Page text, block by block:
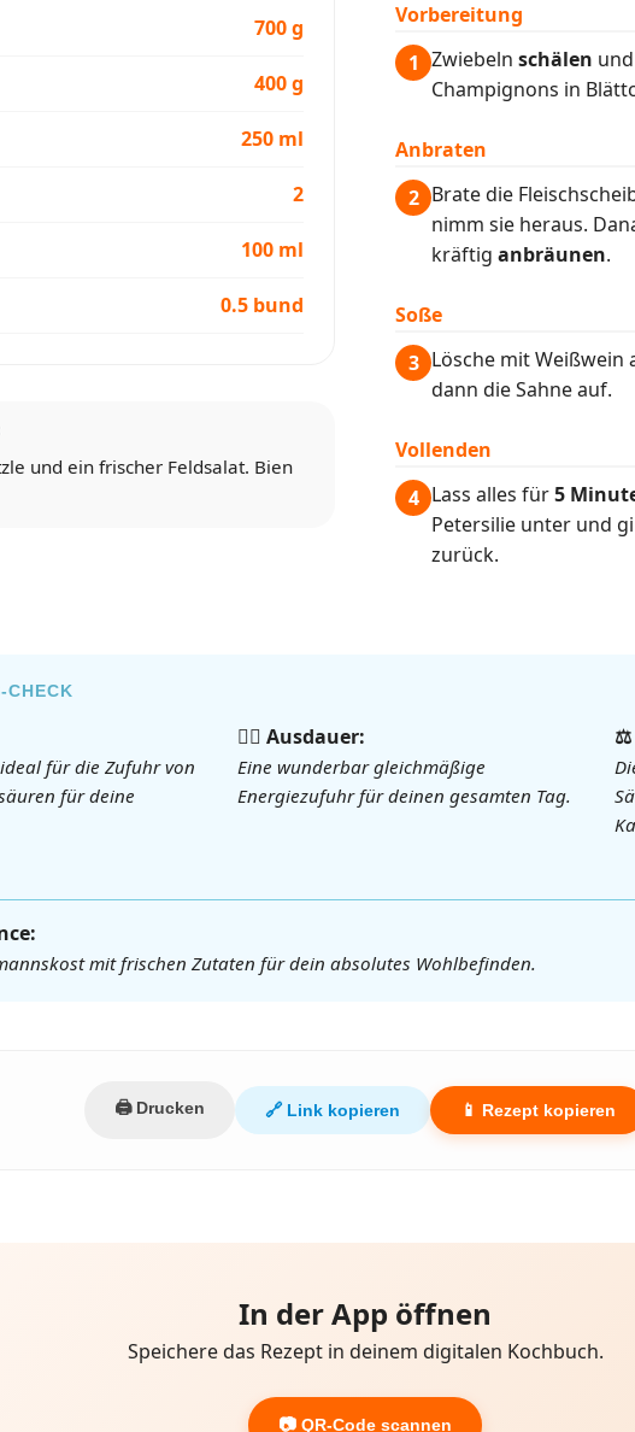
700 g
400 g
250 ml
2
100 ml
0.5 bund
und ein frischer Feldsalat. Bien
Vorbereitung
1 Zwiebeln schälen
Champignons in
Anbraten
2 Brate die
nimm sie heraus.
kräftig anbräunen.
Soße
3 Lösche mit Weißwein
dann die Sahne auf.
Vollenden
4 Lass alles für5
Petersilie unter und
zurück.
CHECK
für die Zufuhr von
für deine
🏃‍♀️ Ausdauer:
Eine wunderbar gleichmäßige
Energiezufuhr für deinen gesamten Tag.
⚖️
mit frischen Zutaten für dein absolutes Wohlbefinden.
🖨️ Drucken 🔗 Link kopieren 📱 Rezept kopieren
In der App öffnen
Speichere das Rezept in deinem digitalen Kochbuch.
📷 QR-Code scannen